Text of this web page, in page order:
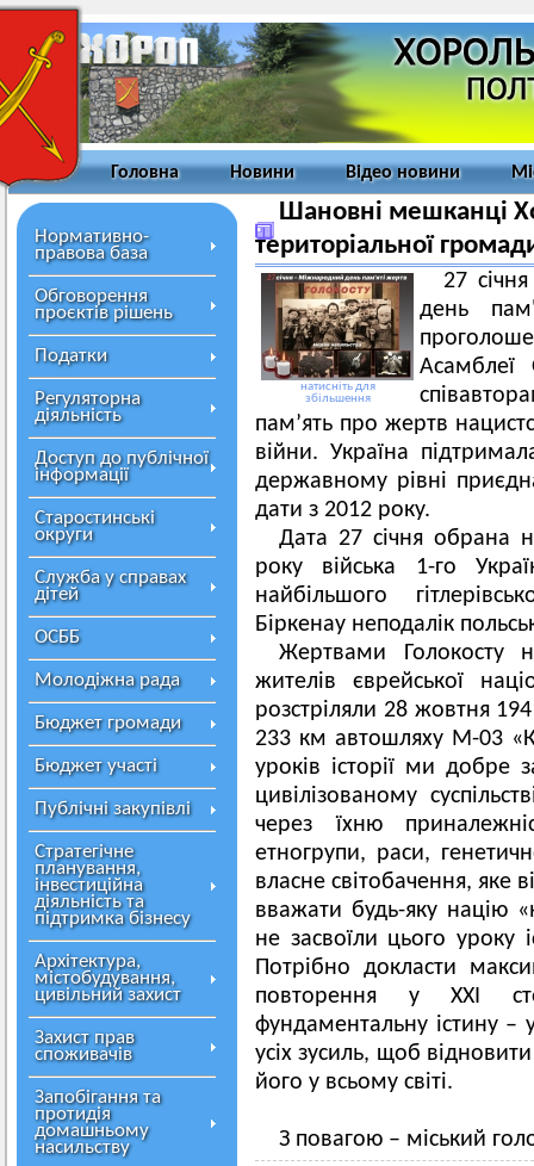
Головна Новини Відео новини
Нормативно-
правова база
Обговорення
проєктів рішень
Податки
Регуляторна
діяльність
Доступ до публічної
інформації
Старостинські
округи
Служба у справах
дітей
ОСББ
Молодіжна рада
Бюджет громади
Бюджет участі
Публічні закупівлі
Стратегічне
планування,
інвестиційна
діяльність та
підтримка бізнесу
Архітектура,
містобудування,
цивільний захист
Захист прав
споживачів
Запобігання та
протидія
домашньому
насильству
Шановні мешканці
територіальної
натисніть для
збільшення
27
день
пам’ять про жертв
війни. Україна
державному рівні
дати з 2012 року.
Дата 27 січня обрана
року війська 1-го
найбільшого
Біркенау неподалік
Жертвами Голокосту
жителів єврейської
розстріляли 28 жовтня
233 км автошляху М-03
уроків історії ми
цивілізованому
через їхню
етногрупи, раси,
власне світобачення, яке
вважати будь-яку націю
не засвоїли цього уроку
Потрібно докласти
повторення у ХХІ
фундаментальну істину –
усіх зусиль, щоб
його у всьому світі.
З повагою – міський